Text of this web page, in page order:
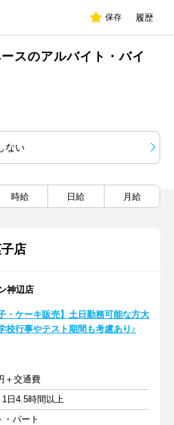
保存 履歴
スのアルバイト・バイ
ない
時給 日給 月給
店
神辺店
・ケーキ販売】土日勤務可能な方大
校行事やテスト期間も考慮あり♪
＋交通費
日4.5時間以上
・パート